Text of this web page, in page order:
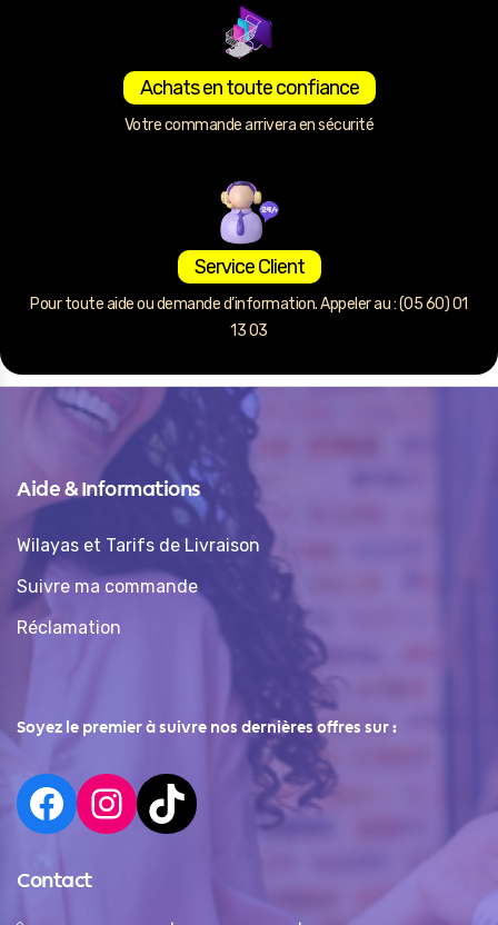
Achats en toute confiance
Votre commande arrivera en sécurité
Service Client
Pour toute aide ou demande d’information. Appeler au : (05 60) 01
13 03
Aide & Informations
Wilayas et Tarifs de Livraison
Suivre ma commande
Réclamation
Soyez le premier à suivre nos dernières offres sur :
Contact